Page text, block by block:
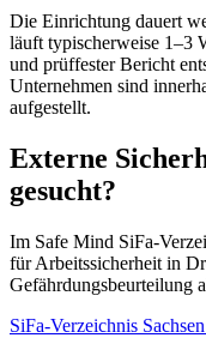
Die Einrichtung dauert
läuft typischerweise 1–3
und prüffester Bericht
Unternehmen sind
aufgestellt.
Externe
gesucht?
Im Safe Mind SiFa-
für Arbeitssicherheit in
Gefährdungsbeurteilung
SiFa-Verzeichnis